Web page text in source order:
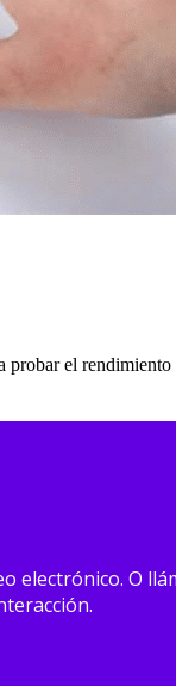
probar el rendimiento
O